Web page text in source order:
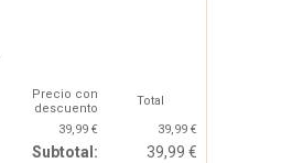
Precio con
descuento
Total
39,99 € 39,99 €
Subtotal: 39,99 €